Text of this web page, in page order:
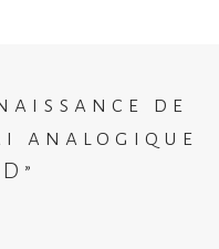
de
analogique
”